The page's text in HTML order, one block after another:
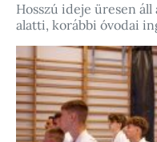
Hosszú ideje üresen áll
alatti, korábbi óvodai